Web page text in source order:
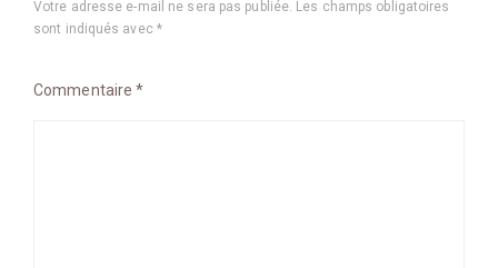
Votre adresse e-mail ne sera pas publiée. Les champs obligatoires
sont indiqués avec *
Commentaire*